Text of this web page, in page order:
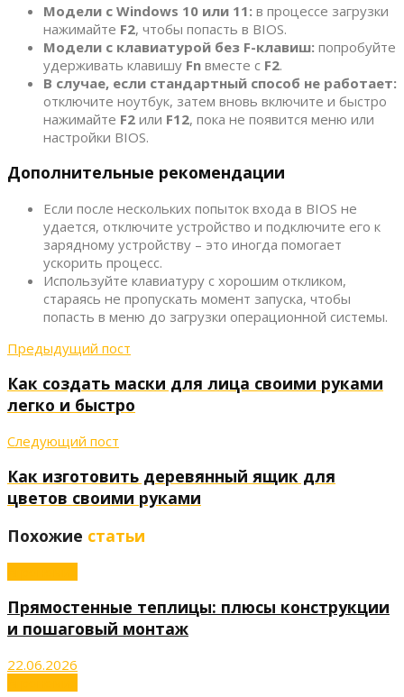
Модели с Windows 10 или 11: в процессе загрузки
нажимайте F2, чтобы попасть в BIOS.
Модели с клавиатурой без F-клавиш: попробуйте
удерживать клавишу Fn вместе с F2.
В случае, если стандартный способ не работает:
отключите ноутбук, затем вновь включите и быстро
нажимайте F2 или F12, пока не появится меню или
настройки BIOS.
Дополнительные рекомендации
Если после нескольких попыток входа в BIOS не
удается, отключите устройство и подключите его к
зарядному устройству – это иногда помогает
ускорить процесс.
Используйте клавиатуру с хорошим откликом,
стараясь не пропускать момент запуска, чтобы
попасть в меню до загрузки операционной системы.
Предыдущий пост
Как создать маски для лица своими руками
легко и быстро
Следующий пост
Как изготовить деревянный ящик для
цветов своими руками
Похожие статьи
Прямостенные теплицы: плюсы конструкции
и пошаговый монтаж
22.06.2026